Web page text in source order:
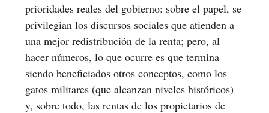
prioridades reales del gobierno: sobre el papel, se
privilegian los discursos sociales que atienden a
una mejor redistribución de la renta; pero, al
hacer números, lo que ocurre es que termina
siendo beneficiados otros conceptos, como los
gatos militares (que alcanzan niveles históricos)
y, sobre todo, las rentas de los propietarios de